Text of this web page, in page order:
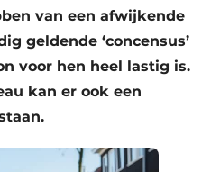
van een afwijkende
geldende ‘concensus’
voor hen heel lastig is.
kan er ook een